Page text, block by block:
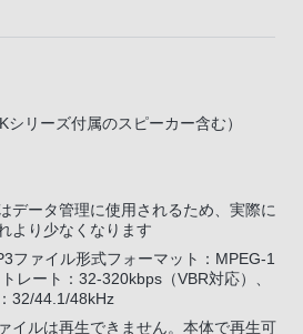
リーズ付属のスピーカー含む）
データ管理に使用されるため、実際に
より少なくなります
ファイル形式フォーマット：MPEG-1
レート：32-320kbps（VBR対応）、
32/44.1/48kHz
イルは再生できません。本体で再生可